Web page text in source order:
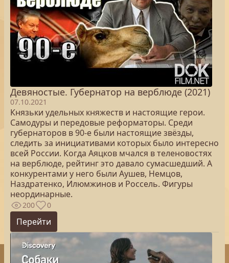
Девяностые. Губернатор на верблюде (2021)
07.10.2021
Князьки удельных княжеств и настоящие герои.
Самодуры и передовые реформаторы. Среди
губернаторов в 90-е были настоящие звёзды,
следить за инициативами которых было интересно
всей России. Когда Аяцков мчался в теленовостях
на верблюде, рейтинг это давало сумасшедший. А
конкурентами у него были Аушев, Немцов,
Наздратенко, Илюмжинов и Россель. Фигуры
неординарные.
200 0
Перейти